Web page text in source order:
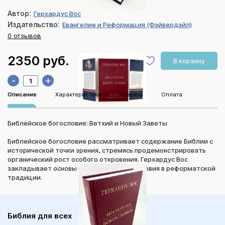
Автор: Герхардус Вос
Издательство: Евангелие и Реформация (Фэйвердэйл)
0 отзывов
2350 руб. В корзину
- +
Описание Характеристики Отзывы Оплата
Библейское богословие: Ветхий и Новый Заветы
Библейское богословие рассматривает содержание Библии с
исторической точки зрения, стремясь продемонстрировать
органический рост особого откровения. Герхардус Вос
закладывает основы библейского богословия в реформатской
традиции.
Библия для всех